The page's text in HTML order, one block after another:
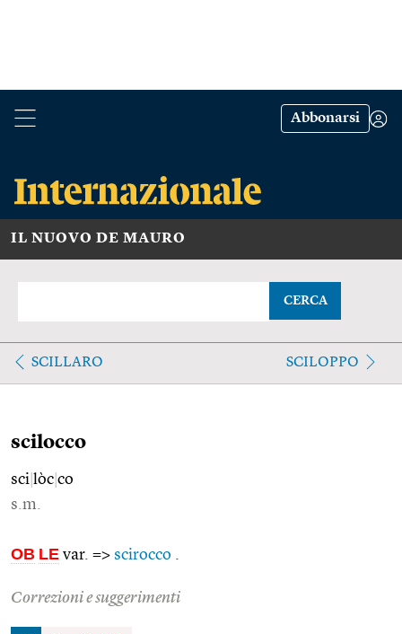
Abbonarsi
IL NUOVO DE MAURO
CERCA
SCILLARO SCILOPPO
scilocco
sci lòc co
s.m.
OB LE var. => scirocco
Correzioni e suggerimenti